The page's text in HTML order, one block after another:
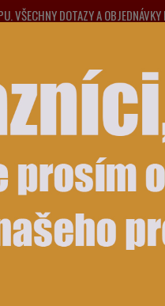
DOTAZY A
CZK
si rady? Zavolejte.
993